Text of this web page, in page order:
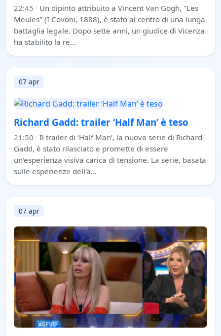
22:45 · Un dipinto attribuito a Vincent Van Gogh, "Les
Meules" (I Covoni, 1888), è stato al centro di una lunga
battaglia legale. Dopo sette anni, un giudice di Vicenza
ha stabilito la re…
07 apr
Richard Gadd: trailer ‘Half Man’ è teso
21:50 · Il trailer di ‘Half Man’, la nuova serie di Richard
Gadd, è stato rilasciato e promette di essere
un'esperienza visiva carica di tensione. La serie, basata
sulle esperienze dell'a…
07 apr